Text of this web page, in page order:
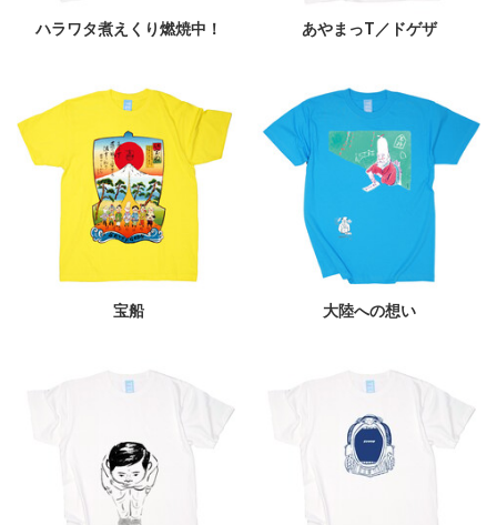
ハラワタ煮えくり燃焼中！ あやまっT／ドゲザ
宝船 大陸への想い